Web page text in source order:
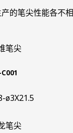
的笔尖性能各不
ø3X21.5